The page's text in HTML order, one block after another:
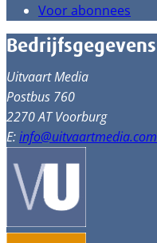
Voor abonnees
Bedrijfsgegevens
Uitvaart Media
Postbus 760
2270 AT Voorburg
E:info@uitvaartmedia.com